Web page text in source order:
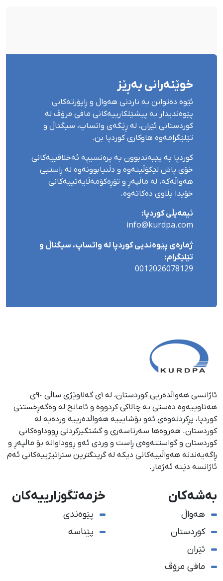
خوێنەرانی بەڕێز
ئێوە دەتوانن بە ناردنی هەواڵ و ڕاپۆرتەکانی
پێوەندیدار بە پیشێلکارییەکانی مافی مرۆڤ لە
کوردستانی ئێران، لە ڕێگەی واتساپ، سیگناڵ و
تێلێگرامەوە هاوکاری کوردپا بن.
کوردپا بە پێبەندبوون بە پرەنسیپە ئەخلاقییەکانی
خۆی پاش لێکۆڵینەوە و دڵنیابوونەوە لە ڕاستیی
هەواڵەکە، لە ماڵپەڕ و تۆڕەکۆمەڵایەتییەکانی
خۆیدا بڵاوی دەکاتەوە.
ئیمەیڵی کوردپا:
info@kurdpa.com
ژمارەی پێوەندیی کوردپا لە واتساپ، سیگناڵ و
تێلێگرام:
0012026078129
ئاژانسی هەواڵدەریی کوردستان، لە ١ی گەلاوێژی ساڵی ٩٠ی
هەتاوییەوە دەستی بە چالاکی کردووە و ئامانج لە وەگەڕخستنی
كوردپا، پڕكردنەوەی ئەو بۆشایییە هەواڵدەرییە وردەیە لە
كوردستان. هەروەها سەرتاسەری و گشتگیركردنی ڕووداوەكانی
كوردستان و گواستنەوەی ڕاست و وردی ئەو ڕووداوانە بۆ ماڵپەڕ و
ڕاگەیەندنە هەواڵییەكانی دیكە لە گرینگترین ستراتیژییەكانی ئەم
ئاژانسە دێنە ئەژمار.
بەشەکان
هەواڵ
کوردستان
ئێران
مافی مرۆڤ
خزمەتگوزارییەکان
پێوەندی
پێناسە